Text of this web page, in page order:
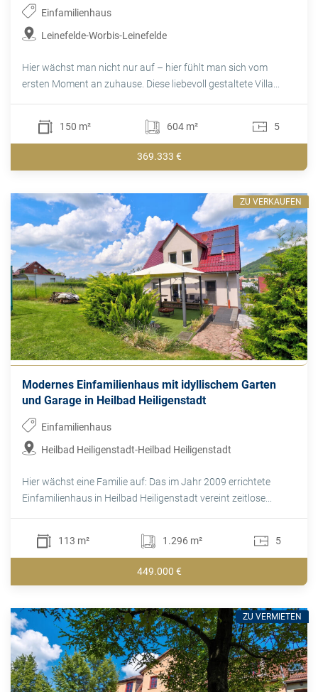
Einfamilienhaus
Leinefelde-Worbis-Leinefelde
Hier wächst man nicht nur auf – hier fühlt man sich vom
ersten Moment an zuhause. Diese liebevoll gestaltete Villa...
150 m² 604 m² 5
369.333 €
Modernes Einfamilienhaus mit idyllischem Garten
und Garage in Heilbad Heiligenstadt
Einfamilienhaus
Heilbad Heiligenstadt-Heilbad Heiligenstadt
Hier wächst eine Familie auf: Das im Jahr 2009 errichtete
Einfamilienhaus in Heilbad Heiligenstadt vereint zeitlose...
113 m² 1.296 m² 5
449.000 €
ZU VERKAUFEN
ZU VERMIETEN